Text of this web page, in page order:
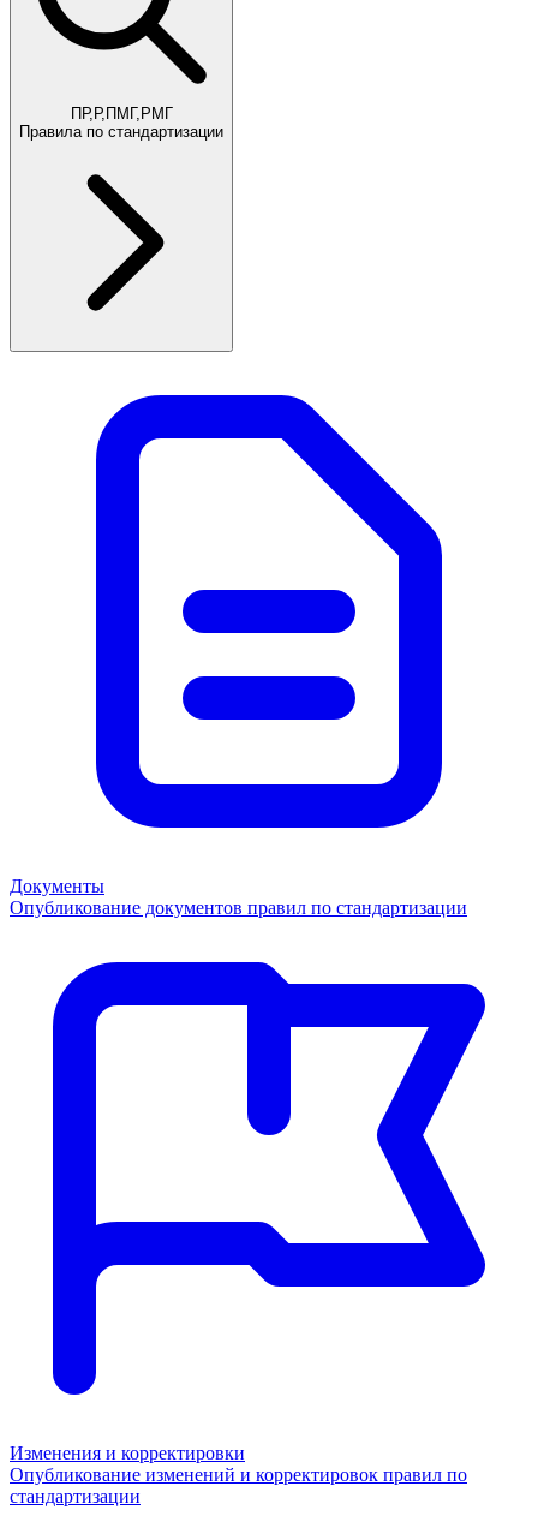
ПР,Р,ПМГ,РМГ
Правила по стандартизации
Документы
Опубликование документов правил по стандартизации
Изменения и корректировки
Опубликование изменений и корректировок правил по
стандартизации